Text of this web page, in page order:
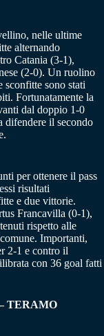
nelle ultime
alternando
Catania (3-1),
(2-0). Un ruolino
sconfitte sono stati
Fortunatamente la
dal doppio 1-0
difendere il secondo
per ottenere il pass
risultati
e due vittorie.
Francavilla (0-1),
rispetto alle
Importanti,
2-1 e contro il
con 36 goal fatti
TERAMO